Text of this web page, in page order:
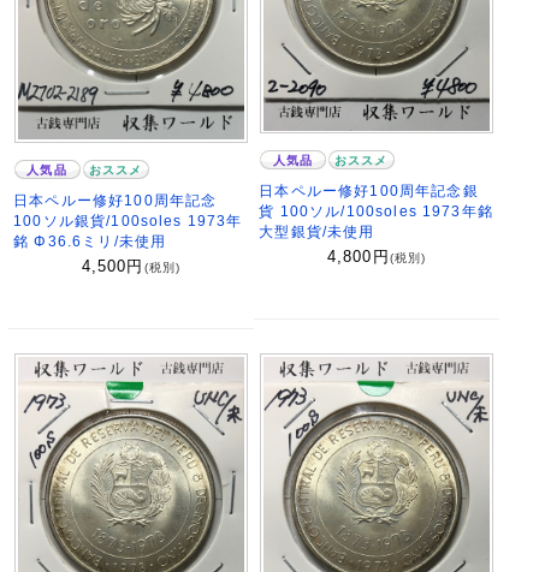
人気品 おススメ
日本ペルー修好100周年記念
100ソル銀貨/100soles 1973年
銘 Φ36.6ミリ/未使用
4,500 円 (税別)
人気品 おススメ
日本ペルー修好100周年記念銀
貨 100ソル/100soles 1973年銘
大型銀貨/未使用
4,800 円 (税別)